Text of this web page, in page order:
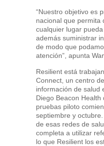
“Nuestro objetivo es
nacional que permita
cualquier lugar
además suministrar
de modo que
atención”, apunta
Resilient está
Connect, un centro
información de salud
Diego Beacon Health
pruebas piloto
septiembre y
de esas redes de
completa a utilizar
lo que Resilient los